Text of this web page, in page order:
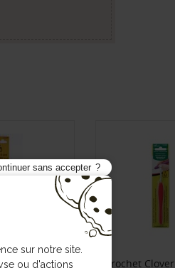
Crochet
sans accepter
sur notre site.
ou d'actions